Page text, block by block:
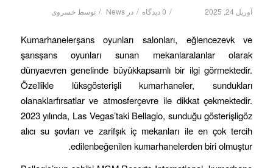
آوریل 24, 2025 / 0 دیدگاه / درNews
/ توسطخسروی
Kumarhanelerşans oyunları salonları, eğlencezevk ve
şansşans oyunları sunan mekanlaralanlar olarak
dünyaevren genelinde büyükkapsamlı bir ilgi görmektedir.
Özellikle lüksgösterişli kumarhaneler, sundukları
olanaklarfırsatlar ve atmosferçevre ile dikkat çekmektedir.
2023 yılında, Las Vegas’taki Bellagio, sunduğu gösterişligöz
alıcı su şovları ve zarifşık iç mekanları ile en çok tercih
edilenbeğenilen kumarhanelerden biri olmuştur.